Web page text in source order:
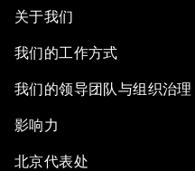
关于我们
我们的工作方式
我们的领导团队与组织治理
影响力
北京代表处